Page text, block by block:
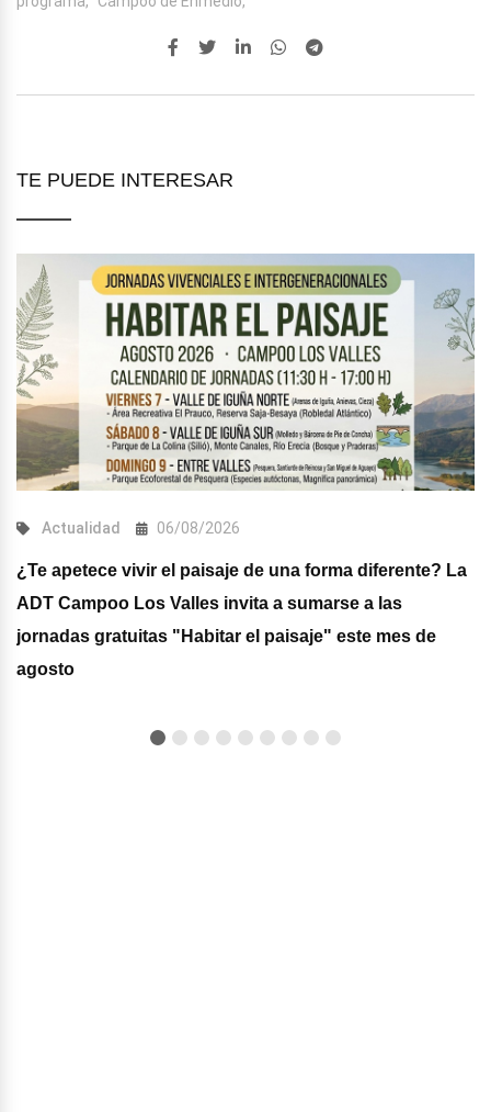
TE PUEDE INTERESAR
Actualidad 06/08/2026
¿Te apetece vivir el paisaje de una forma diferente? La
ADT Campoo Los Valles invita a sumarse a las
jornadas gratuitas "Habitar el paisaje" este mes de
agosto